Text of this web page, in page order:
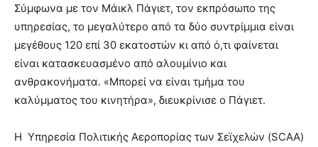
Σύμφωνα με τον Μάικλ Πάγιετ, τον εκπρόσωπο της
υπηρεσίας, το μεγαλύτερο από τα δύο συντρίμμια είναι
μεγέθους 120 επί 30 εκατοστών κι από ό,τι φαίνεται
είναι κατασκευασμένο από αλουμίνιο και
ανθρακονήματα. «Μπορεί να είναι τμήμα του
καλύμματος του κινητήρα», διευκρίνισε ο Πάγιετ.
Η Υπηρεσία Πολιτικής Αεροπορίας των Σεϊχελών (SCAA)